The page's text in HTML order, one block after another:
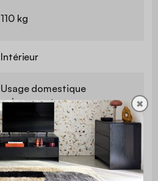
110 kg
Intérieur
Usage domestique
uniquement
2 ans
Le produit est livré en kit à
monter soi-même. Une
✖